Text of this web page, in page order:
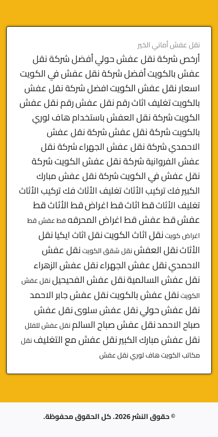
نقل عفش أماني الخير
أرخص شركة نقل عفش حوليأفضل شركة نقل
عفش بالكويتأفضل شركة نقل عفش في الكويت
اسعار نقل عفش الكويتافضل شركة نقل عفش
بالكويتتغليف اثاثرقم نقل عفشرقم نقل عفش
الكويتشركة نقل العفش باستخدام هاف لوري
بالكويتشركة نقل عفششركة نقل عفش
الاحمديشركة نقل عفش الجهراءشركة نقل
عفش الفروانيةشركة نقل عفش الكويتشركة
نقل عفش في الكويتشركة نقل عفش مبارك
الكبيرفك تركيب الأثاث تغليف الأثاث فك تركيب الأثاث
تغليف الأثاثقط اثاثقط اغراضقط الأثاثقط
عفشقط عفش قط اغراض المحرقهقط عفش قط
اغراض كويتنقل اثاث الكويتنقل اثاث ايكيانقل
الأثاثنقل العفشنقل شقق الكويتنقل عفش
الاحمدينقل عفش الجهراءنقل عفش الزهراء
نقل عفش السالميةنقل عفش الفحيحيلنقل عفش
الكويتنقل عفش بالكويتنقل عفش جابر الاحمد
نقل عفش حولينقل عفش سلوىنقل عفش
صباح الاحمدنقل عفش صباح السالمنقل عفش للفلل
نقل عفش مبارك الكبيرنقل عفش مع التغليفنقل
مكاتب الكويتهاف لوري نقل عفش
© حقوق النشر 2026. كل الحقوق محفوظة.